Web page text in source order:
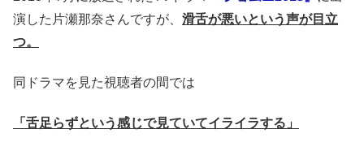
演した片瀬那奈さんですが、 滑舌が悪いという声が目立
つ。
同ドラマを見た視聴者の間では
「舌足らずという感じで見ていてイライラする」